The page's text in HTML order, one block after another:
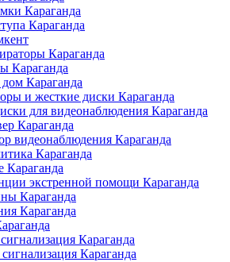
Караганда
Караганда
Караганда
Караганда
Караганда
и жесткие диски Караганда
для видеонаблюдения Караганда
Караганда
видеонаблюдения Караганда
Караганда
экстренной помощи Караганда
Караганда
Караганда
Караганда
Караганда